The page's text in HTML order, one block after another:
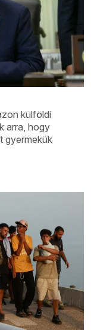
külföldi
arra, hogy
gyermekük